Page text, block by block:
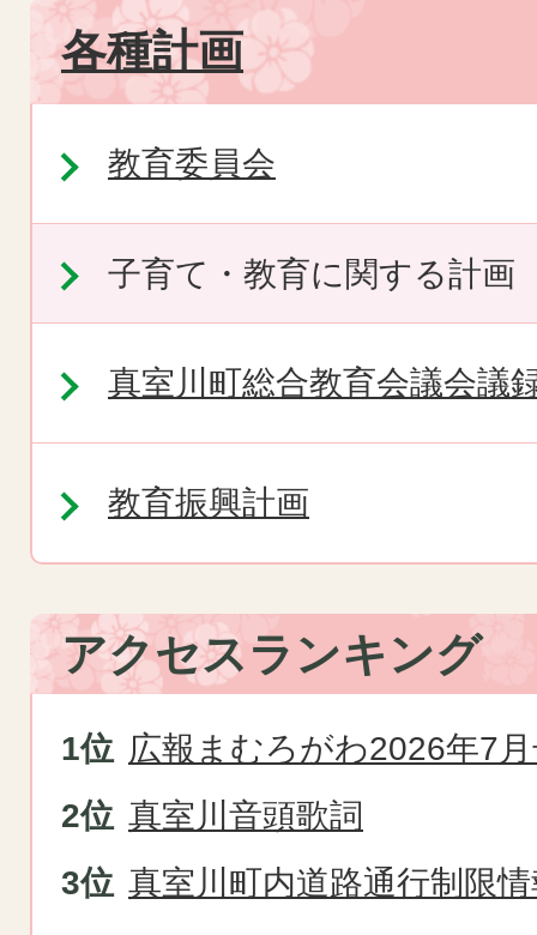
各種計画
教育委員会
子育て・教育に関する計画
真室川町総合教育会議会議
教育振興計画
アクセスランキング
広報まむろがわ2026年7
真室川音頭歌詞
真室川町内道路通行制限